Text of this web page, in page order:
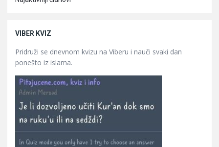
VIBER KVIZ
Pridruži se dnevnom kvizu na Viberu i nauči svaki dan
ponešto iz islama.